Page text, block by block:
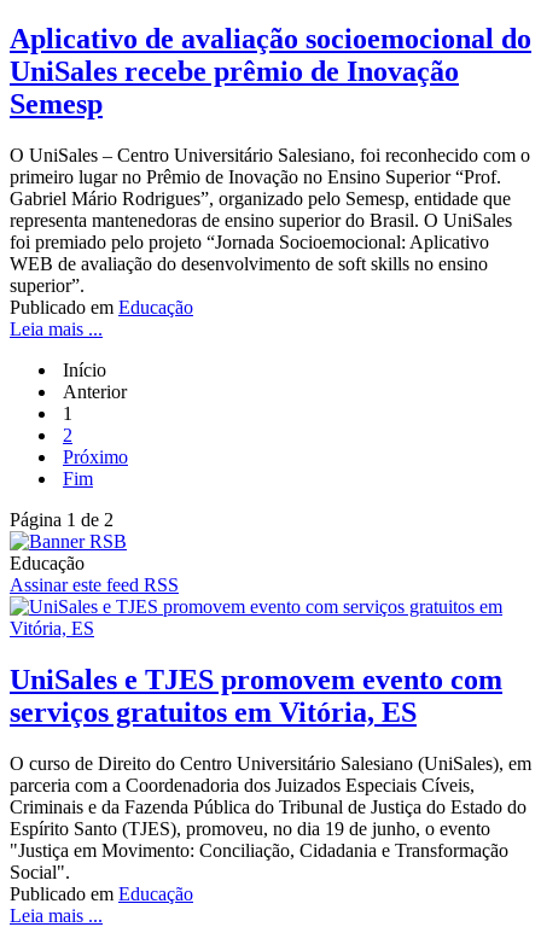
Aplicativo de avaliação socioemocional do
UniSales recebe prêmio de Inovação
Semesp
O UniSales – Centro Universitário Salesiano, foi reconhecido com o
primeiro lugar no Prêmio de Inovação no Ensino Superior “Prof.
Gabriel Mário Rodrigues”, organizado pelo Semesp, entidade que
representa mantenedoras de ensino superior do Brasil. O UniSales
foi premiado pelo projeto “Jornada Socioemocional: Aplicativo
WEB de avaliação do desenvolvimento de soft skills no ensino
superior”.
Publicado em Educação
Leia mais ...
Início
Anterior
1
2
Próximo
Fim
Página 1 de 2
Educação
Assinar este feed RSS
UniSales e TJES promovem evento com
serviços gratuitos em Vitória, ES
O curso de Direito do Centro Universitário Salesiano (UniSales), em
parceria com a Coordenadoria dos Juizados Especiais Cíveis,
Criminais e da Fazenda Pública do Tribunal de Justiça do Estado do
Espírito Santo (TJES), promoveu, no dia 19 de junho, o evento
"Justiça em Movimento: Conciliação, Cidadania e Transformação
Social".
Publicado em Educação
Leia mais ...